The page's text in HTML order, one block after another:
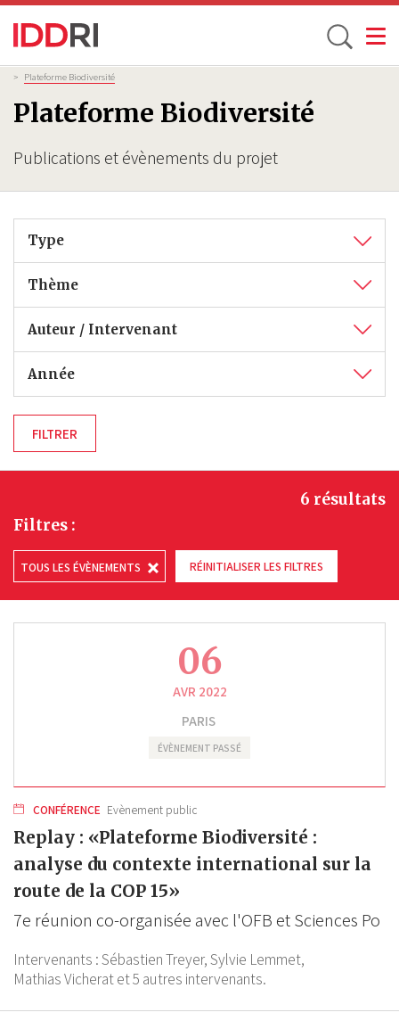
Aller
au
contenu
principal
Toggle
Plateforme Biodiversité
Publications et évènements du projet
Fil
d'Ariane
> Plateforme Biodiversité
Type
Thème
Auteur / Intervenant
Année
Filtres :
TOUS LES ÉVÈNEMENTS RÉINITIALISER LES FILTRES
6 résultats
06
AVR 2022
PARIS
ÉVÈNEMENT PASSÉ
CONFÉRENCE Evènement public
Replay : «Plateforme Biodiversité :
analyse du contexte international sur la
route de la COP 15»
7e réunion co-organisée avec l'OFB et Sciences Po
Intervenants :Sébastien Treyer,Sylvie Lemmet,
Mathias Vicheratet 5 autres intervenants.